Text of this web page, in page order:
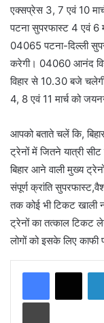
एक्सप्रेस 3, 7 एवं 10
पटना सुपरफास्ट 4 एवं 6
04065 पटना-दिल्ली
करेगी। 04060 आनंद
विहार से 10.30 बजे
4, 8 एवं 11 मार्च को
आपको बताते चलें कि,
ट्रेनों में जितने यात्री
बिहार आने वाली मुख्य
संपूर्ण क्रांति
तक कोई भी टिकट खाली
ट्रेनों का तत्काल टिकट
लोगों को इसके लिए काफी
Print